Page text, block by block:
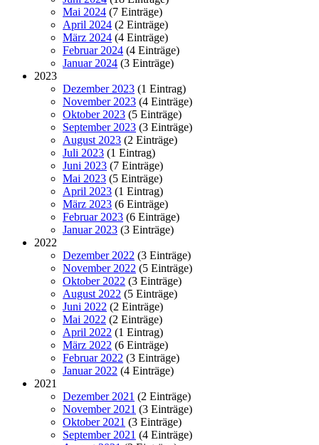
Mai 2024 (7 Einträge)
April 2024 (2 Einträge)
März 2024 (4 Einträge)
Februar 2024 (4 Einträge)
Januar 2024 (3 Einträge)
2023
Dezember 2023 (1 Eintrag)
November 2023 (4 Einträge)
Oktober 2023 (5 Einträge)
September 2023 (3 Einträge)
August 2023 (2 Einträge)
Juli 2023 (1 Eintrag)
Juni 2023 (7 Einträge)
Mai 2023 (5 Einträge)
April 2023 (1 Eintrag)
März 2023 (6 Einträge)
Februar 2023 (6 Einträge)
Januar 2023 (3 Einträge)
2022
Dezember 2022 (3 Einträge)
November 2022 (5 Einträge)
Oktober 2022 (3 Einträge)
August 2022 (5 Einträge)
Juni 2022 (2 Einträge)
Mai 2022 (2 Einträge)
April 2022 (1 Eintrag)
März 2022 (6 Einträge)
Februar 2022 (3 Einträge)
Januar 2022 (4 Einträge)
2021
Dezember 2021 (2 Einträge)
November 2021 (3 Einträge)
Oktober 2021 (3 Einträge)
September 2021 (4 Einträge)